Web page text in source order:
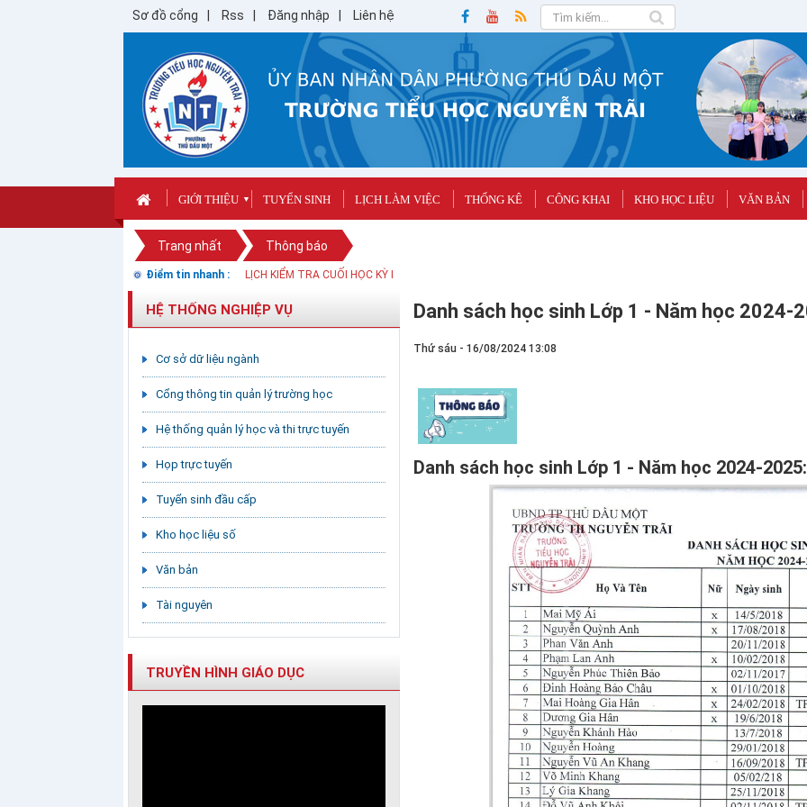
Sơ đồ cổng Rss Đăng nhập Liên hệ
GIỚI THIỆU ▼ TUYỂN SINH LỊCH LÀM VIỆC THỐNG KÊ CÔNG KHAI KHO HỌC LIỆU VĂN BẢN
Trang nhất Thông báo
Điểm tin nhanh : Hướng dẫn tổ chức tuyển sinh lớp 6 THCS và lớp 10 THPT năm học 2024-2025
LỊCH KIỂM TRA CUỐI HỌC KỲ I
Danh sách học sinh Lớp 1 - Năm học 2024-
Thứ sáu - 16/08/2024 13:08
Danh sách học sinh Lớp 1 - Năm học 2024-2025:
HỆ THỐNG NGHIỆP VỤ
Cơ sở dữ liệu ngành
Cổng thông tin quản lý trường học
Hệ thống quản lý học và thi trực tuyến
Họp trực tuyến
Tuyển sinh đầu cấp
Kho học liệu số
Văn bản
Tài nguyên
TRUYỀN HÌNH GIÁO DỤC